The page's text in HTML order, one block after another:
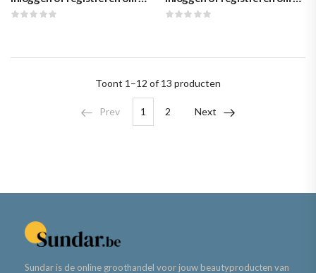
Toont 1–12 of 13 producten
Prev 1 2 Next
Sundar is de online groothandel voor jouw beautyproducten van